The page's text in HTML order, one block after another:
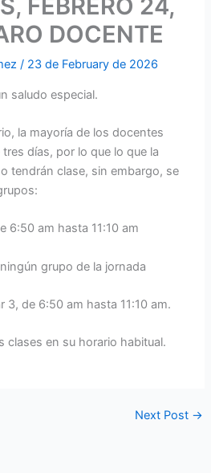
FEBRERO 24,
DOCENTE
/ 23 de February de 2026
saludo especial.
la mayoría de los docentes
días, por lo que lo que la
tendrán clase, sin embargo, se
6:50 am hasta 11:10 am
grupo de la jornada
3, de 6:50 am hasta 11:10 am.
clases en su horario habitual.
Next Post →